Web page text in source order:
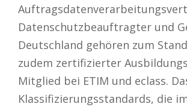
Datenschutzbeauftragter und
Deutschland gehören zum
zudem zertifizierter
Mitglied bei ETIM und eclass.
Klassifizierungsstandards, die